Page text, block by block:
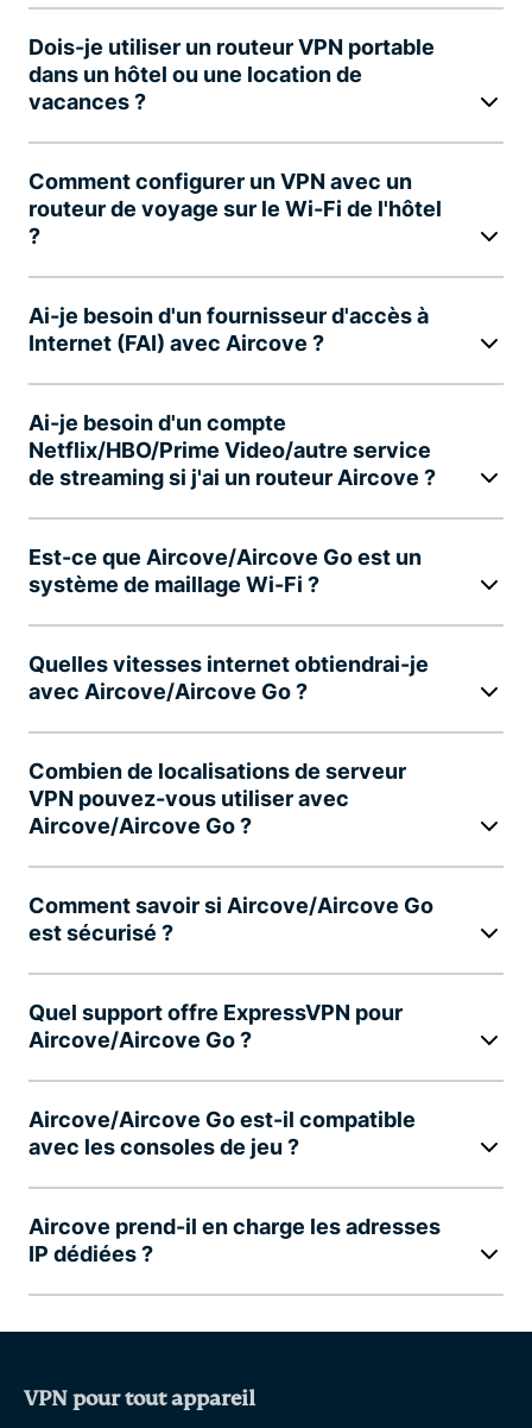
Dois-je utiliser un routeur VPN portable
dans un hôtel ou une location de
vacances ?
Comment configurer un VPN avec un
routeur de voyage sur le Wi-Fi de l'hôtel
?
Ai-je besoin d'un fournisseur d'accès à
Internet (FAI) avec Aircove ?
Ai-je besoin d'un compte
Netflix/HBO/Prime Video/autre service
de streaming si j'ai un routeur Aircove ?
Est-ce que Aircove/Aircove Go est un
système de maillage Wi-Fi ?
Quelles vitesses internet obtiendrai-je
avec Aircove/Aircove Go ?
Combien de localisations de serveur
VPN pouvez-vous utiliser avec
Aircove/Aircove Go ?
Comment savoir si Aircove/Aircove Go
est sécurisé ?
Quel support offre ExpressVPN pour
Aircove/Aircove Go ?
Aircove/Aircove Go est-il compatible
avec les consoles de jeu ?
Aircove prend-il en charge les adresses
IP dédiées ?
VPN pour tout appareil